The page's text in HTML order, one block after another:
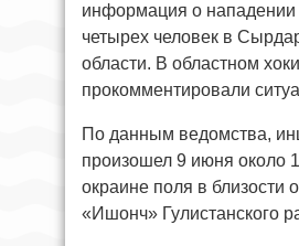
информация о
четырех человек в
области. В областном
прокомментировали
По данным ведомства,
произошел 9 июня около
окраине поля в близости
«Ишонч» Гулистанского